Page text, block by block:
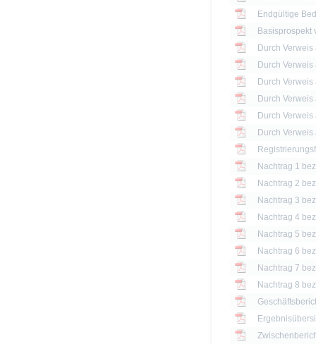
Endgültige
Basisprospekt
Nachtrag 1
Nachtrag 2
Nachtrag 3
Nachtrag 4
Nachtrag 5
Nachtrag 6
Nachtrag 7
Nachtrag 8